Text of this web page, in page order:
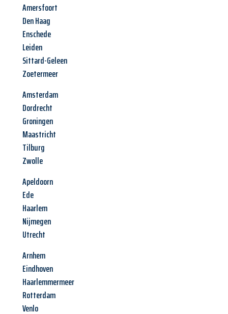
Amersfoort
Den Haag
Enschede
Leiden
Sittard-Geleen
Zoetermeer
Amsterdam
Dordrecht
Groningen
Maastricht
Tilburg
Zwolle
Apeldoorn
Ede
Haarlem
Nijmegen
Utrecht
Arnhem
Eindhoven
Haarlemmermeer
Rotterdam
Venlo